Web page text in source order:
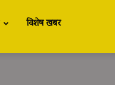
विशेष खबर